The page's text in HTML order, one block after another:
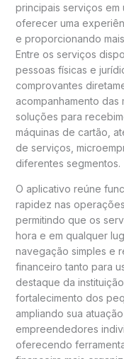
principais serviços em
oferecer uma
e proporcionando
Entre os serviços
pessoas físicas e
comprovantes
acompanhamento das
soluções para
máquinas de cartão,
de serviços,
diferentes segmentos.
O aplicativo reúne
rapidez nas
permitindo que os
hora e em qualquer
navegação simples e
financeiro tanto para
destaque da
fortalecimento dos
ampliando sua
empreendedores
oferecendo